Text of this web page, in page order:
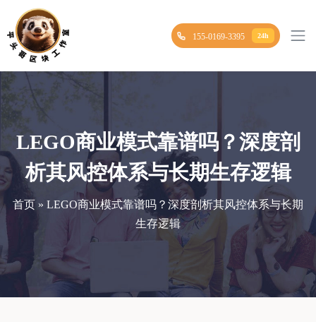
155-0169-3395 24h
LEGO商业模式靠谱吗？深度剖
析其风控体系与长期生存逻辑
首页 » LEGO商业模式靠谱吗？深度剖析其风控体系与长期
生存逻辑